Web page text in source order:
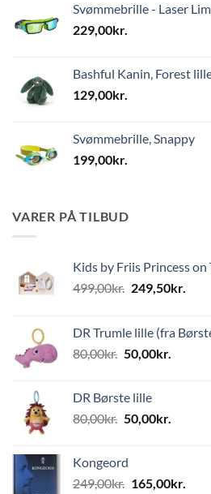
Svømmebrille - Laser
229,00kr.
Bashful Kanin, Forest
129,00kr.
Svømmebrille, Snappy
199,00kr.
VARER PÅ TILBUD
Kids by Friis Princess on
499,00kr. Den
var:
499,00kr..
249,50kr.
er:
DR Trumle lille (fra
80,00kr. Den
var:
80,00kr..
50,00kr.
50,00kr..
DR Børste lille
80,00kr. Den
var:
80,00kr..
50,00kr.
50,00kr..
Kongeord
249,00kr. Den
165,00kr.